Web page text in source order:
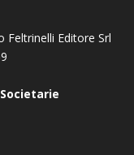
Feltrinelli Editore Srl